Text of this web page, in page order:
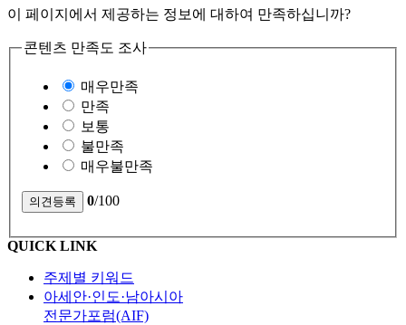
이 페이지에서 제공하는 정보에 대하여 만족하십니까?
콘텐츠 만족도 조사
매우만족
만족
보통
불만족
매우불만족
0/100
QUICK LINK
주제별 키워드
아세안·인도·남아시아
전문가포럼(AIF)